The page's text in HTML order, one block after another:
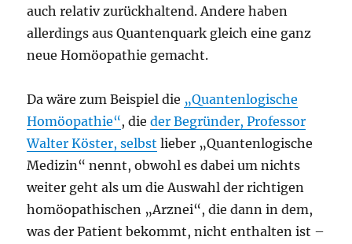
auch relativ zurückhaltend. Andere haben
allerdings aus Quantenquark gleich eine ganz
neue Homöopathie gemacht.
Da wäre zum Beispiel die „Quantenlogische
Homöopathie“, dieder Begründer, Professor
Walter Köster, selbst lieber „Quantenlogische
Medizin“ nennt, obwohl es dabei um nichts
weiter geht als um die Auswahl der richtigen
homöopathischen „Arznei“, die dann in dem,
was der Patient bekommt, nicht enthalten ist –